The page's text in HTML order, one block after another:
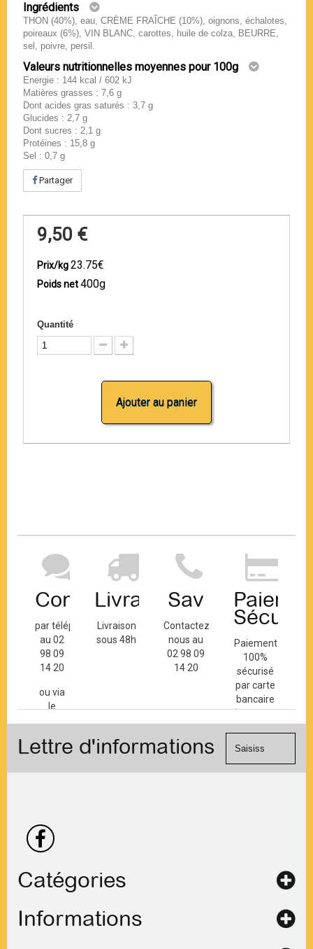
Ingrédients
THON (40%), eau, CRÈME FRAÎCHE (10%), oignons, échalotes,
poireaux (6%), VIN BLANC, carottes, huile de colza, BEURRE,
sel, poivre, persil.
Valeurs nutritionnelles moyennes pour 100g
Energie : 144 kcal / 602 kJ
Matières grasses : 7,6 g
Dont acides gras saturés : 3,7 g
Glucides : 2,7 g
Dont sucres : 2,1 g
Protéines : 15,8 g
Sel : 0,7 g
Partager
9,50 €
Prix/kg23.75€
Poids net400g
Quantité
Ajouter au panier
Contact
par téléphone
au 02
98 09
14 20
ou via
le
contact
Livraison
Livraison
sous 48h
Sav
Contactez-
nous au
02 98 09
14 20
Paiement
100%
sécurisé
par carte
bancaire
(Mastercard,
Visa, ...) et
Lettre d'informations
Catégories
Informations